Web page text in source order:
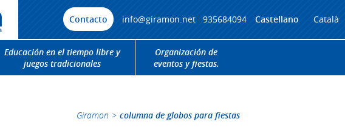
Contacto info@giramon.net| 935684094 Castellano Català
Educación en el tiempo libre y
juegos tradicionales
Organización de
eventos y fiestas.
Giramon > columna de globos para fiestas